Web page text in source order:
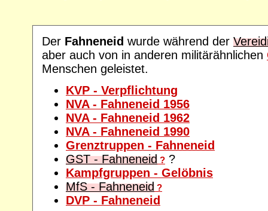
Der Fahneneid wurde während der
aber auch von in anderen militärähnlichen
Menschen geleistet.
KVP - Verpflichtung
NVA - Fahneneid 1956
NVA - Fahneneid 1962
NVA - Fahneneid 1990
Grenztruppen - Fahneneid
GST - Fahneneid ? ?
Kampfgruppen - Gelöbnis
MfS - Fahneneid ?
DVP - Fahneneid